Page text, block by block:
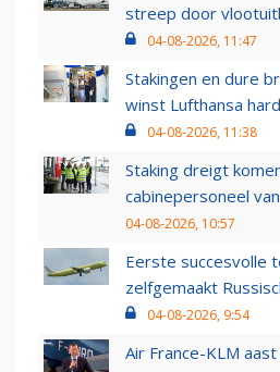
streep door
04-08-2026, 11:47
Stakingen en dure
winst Lufthansa
04-08-2026, 11:38
Staking dreigt
cabinepersoneel
04-08-2026, 10:57
Eerste succesvolle
zelfgemaakt
04-08-2026, 9:54
Air France-KLM